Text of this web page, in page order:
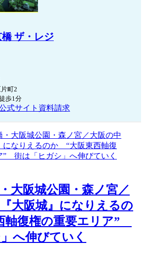
ザ・レジ
町2
歩1分
式サイト 資料請求
大阪城公園・森ノ宮／
大阪城』になりえるの
復権の重要エリア”
へ伸びていく